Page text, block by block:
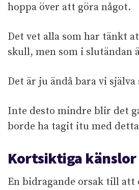
hoppa över att göra något.
Det vet alla som har tänkt
skull, men som i slutändan
Det är ju ändå bara vi
Inte desto mindre blir det
borde ha tagit itu med
Kortsiktiga känslor
En bidragande orsak till